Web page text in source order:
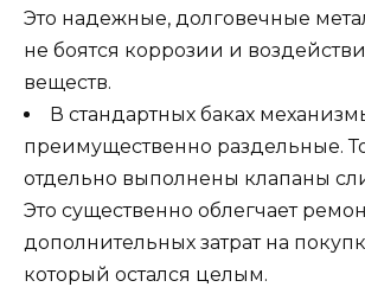
Это надежные, долговечные
не боятся коррозии и
веществ.
В стандартных баках
преимущественно раздельные.
отдельно выполнены клапаны
Это существенно облегчает
дополнительных затрат на
который остался целым.